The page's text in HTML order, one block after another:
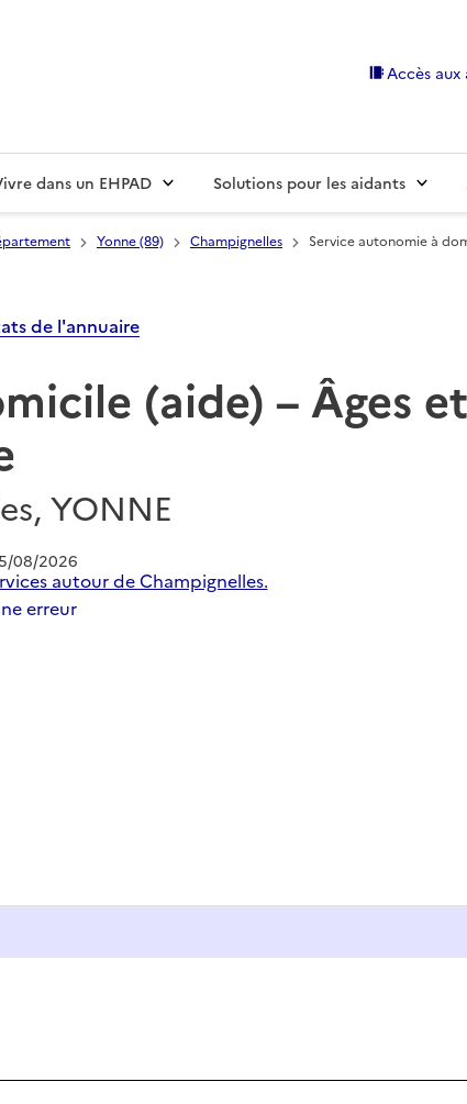
Accès
dans un EHPAD Solutions pour les aidants
Yonne (89) Champignelles Service autonomie à
de l'annuaire
(aide) – Âges et
YONNE
08/2026
autour de Champignelles.
erreur